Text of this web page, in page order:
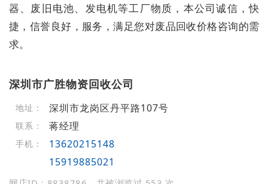
器、废旧电池、发电机等工厂物质，本公司诚信，快
捷，信誉良好，服务，满足您对废品回收价格咨询的需
求。
深圳市广胜物资回收公司
地址： 深圳市龙岗区丹平路107号
联系： 蒋经理
手机：
13620215148
15919885021